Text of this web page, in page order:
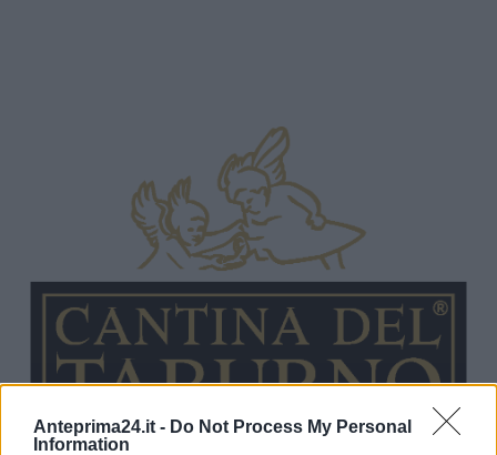
Anteprima24.it - Do Not Process My Personal
Information